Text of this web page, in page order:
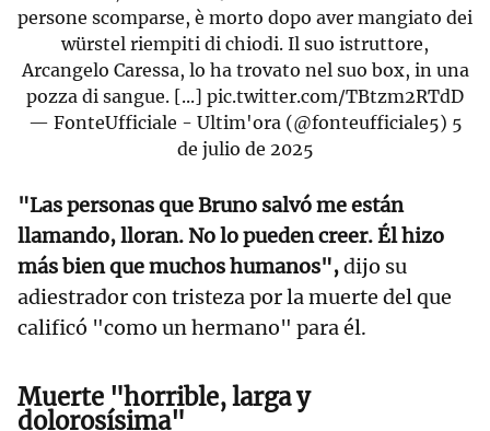
persone scomparse, è morto dopo aver mangiato dei
würstel riempiti di chiodi. Il suo istruttore,
Arcangelo Caressa, lo ha trovato nel suo box, in una
pozza di sangue. [...] pic.twitter.com/TBtzm2RTdD
— FonteUfficiale - Ultim'ora (@fonteufficiale5) 5
de julio de 2025
"Las personas que Bruno salvó me están
llamando, lloran. No lo pueden creer. Él hizo
más bien que muchos humanos",dijo su
adiestrador con tristeza por la muerte del que
calificó "como un hermano" para él.
Muerte "horrible, larga y
dolorosísima"